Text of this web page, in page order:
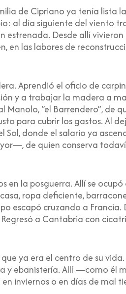
de Cipriano ya tenía lista
al día siguiente del viento
Desde allí
las labores de
Aprendió el oficio de
y a trabajar la madera a
“el Barrendero”, de
para cubrir los gastos. Al
donde el salario ya
de quien conserva
en la posguerra. Allí se
ropa deficiente,
escapó cruzando a Francia.
a Cantabria con
ya era el centro de su
y ebanistería. Allí —como él
inviernos o en días de mal